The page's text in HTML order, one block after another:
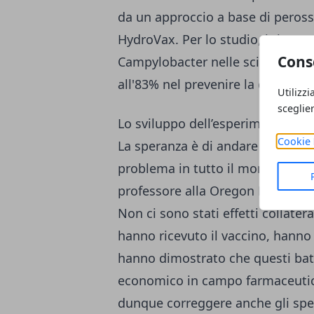
Cookie
da un approccio a base di
HydroVax. Per lo studio, i
Campylobacter nelle scimmie
all'83% nel prevenire la diarrea
Lo sviluppo dell’esperimento
La speranza è di andare avanti
problema in tutto il mondo.
professore alla Oregon Health
Non ci sono stati effetti
hanno ricevuto il vaccino,
hanno dimostrato che questi
economico in campo
dunque correggere anche gli